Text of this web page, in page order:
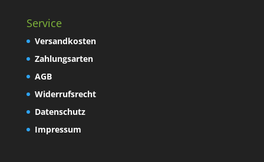
Service
Versandkosten
Zahlungsarten
AGB
Widerrufsrecht
Datenschutz
Impressum